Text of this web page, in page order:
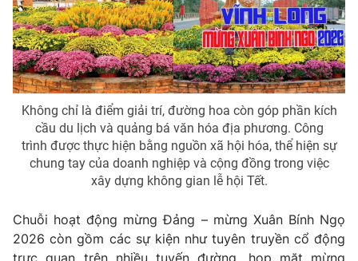
® Cấm sao chép dưới mọi hình thức nếu không có sự chấp
thông tin từ website này.
Không chỉ là điểm giải trí, đường hoa còn góp phần kích
cầu du lịch và quảng bá văn hóa địa phương. Công
trình được thực hiện bằng nguồn xã hội hóa, thể hiện sự
chung tay của doanh nghiệp và cộng đồng trong việc
xây dựng không gian lễ hội Tết.
Chuỗi hoạt động mừng Đảng – mừng Xuân Bính Ngọ
2026 còn gồm các sự kiện như tuyên truyền cổ động